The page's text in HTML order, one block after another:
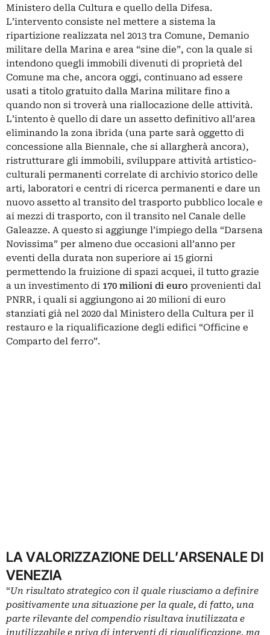
Ministero della Cultura e quello della Difesa.
L’intervento consiste nel mettere a sistema la
ripartizione realizzata nel 2013 tra Comune, Demanio
militare della Marina e area “sine die”, con la quale si
intendono quegli immobili divenuti di proprietà del
Comune ma che, ancora oggi, continuano ad essere
usati a titolo gratuito dalla Marina militare fino a
quando non si troverà una riallocazione delle attività.
L’intento è quello di dare un assetto definitivo all’area
eliminando la zona ibrida (una parte sarà oggetto di
concessione alla Biennale, che si allargherà ancora),
ristrutturare gli immobili, sviluppare attività artistico-
culturali permanenti correlate di archivio storico delle
arti, laboratori e centri di ricerca permanenti e dare un
nuovo assetto al transito del trasporto pubblico locale e
ai mezzi di trasporto, con il transito nel Canale delle
Galeazze. A questo si aggiunge l’impiego della “Darsena
Novissima” per almeno due occasioni all’anno per
eventi della durata non superiore ai 15 giorni
permettendo la fruizione di spazi acquei, il tutto grazie
a un investimento di 170 milioni di euro provenienti dal
PNRR, i quali si aggiungono ai 20 milioni di euro
stanziati già nel 2020 dal Ministero della Cultura per il
restauro e la riqualificazione degli edifici “Officine e
Comparto del ferro”.
LA VALORIZZAZIONE DELL’ARSENALE DI
VENEZIA
“Un risultato strategico con il quale riusciamo a definire
positivamente una situazione per la quale, di fatto, una
parte rilevante del compendio risultava inutilizzata e
inutilizzabile e priva di interventi di riqualificazione, ma